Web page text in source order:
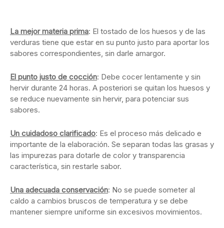
La mejor materia prima: El tostado de los huesos y de las
verduras tiene que estar en su punto justo para aportar los
sabores correspondientes, sin darle amargor.
El punto justo de cocción: Debe cocer lentamente y sin
hervir durante 24 horas. A posteriori se quitan los huesos y
se reduce nuevamente sin hervir, para potenciar sus
sabores.
Un cuidadoso clarificado: Es el proceso más delicado e
importante de la elaboración. Se separan todas las grasas y
las impurezas para dotarle de color y transparencia
característica, sin restarle sabor.
Una adecuada conservación: No se puede someter al
caldo a cambios bruscos de temperatura y se debe
mantener siempre uniforme sin excesivos movimientos.